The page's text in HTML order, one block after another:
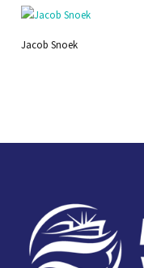
Jacob Snoek